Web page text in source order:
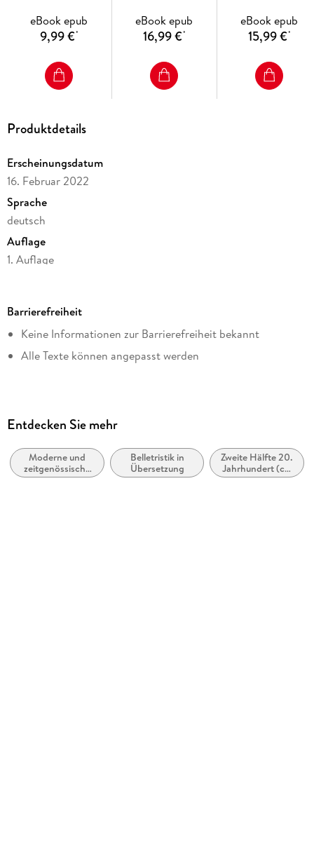
eBook epub
9,99 €*
eBook epub
16,99 €*
eBook epub
15,99 €*
Produktdetails
Erscheinungsdatum
16. Februar 2022
Sprache
deutsch
Auflage
1. Auflage
Dateigröße
1,36 MB
Reihe
Gerald Murnane
Rainer G. Schmidt
Verlag/Hersteller
Barrierefreiheit
Keine Informationen zur Barrierefreiheit bekannt
Alle Texte können angepasst werden
Entdecken Sie mehr
Moderne und
zeitgenössische
Belletristik:
Belletristik in
Übersetzung
Zweite Hälfte 20.
Jahrhundert (ca.
1950 bis ca. 1999)